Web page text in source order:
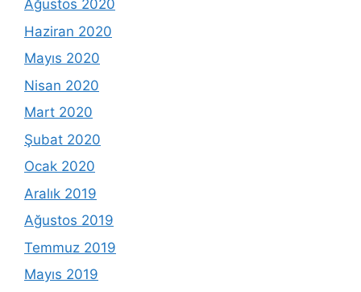
Ağustos 2020
Haziran 2020
Mayıs 2020
Nisan 2020
Mart 2020
Şubat 2020
Ocak 2020
Aralık 2019
Ağustos 2019
Temmuz 2019
Mayıs 2019